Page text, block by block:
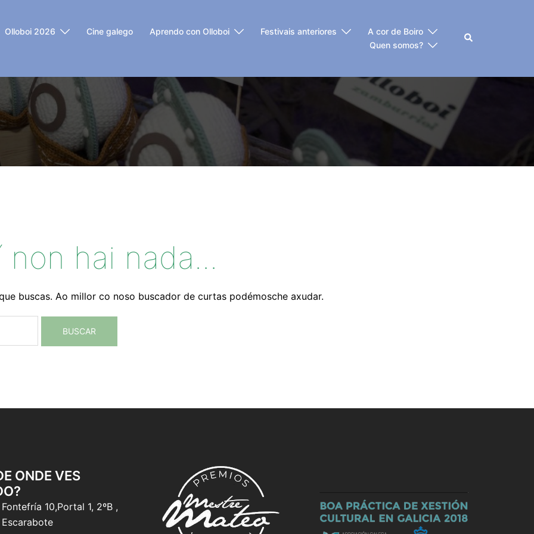
Olloboi 2026 Cine galego Aprendo con Olloboi Festivais anteriores
A cor de Boiro
Quen somos?
Buscar
non hai nada...
buscas. Ao millor co noso buscador de curtas podémosche axudar.
ONDE VES
10,Portal 1, 2ºB ,